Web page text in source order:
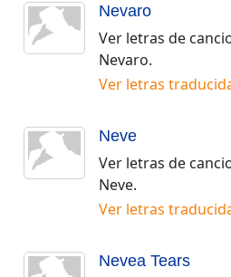
Nevaro
Ver letras de
Nevaro.
Ver letras
Neve
Ver letras de
Neve.
Ver letras
Nevea Tears